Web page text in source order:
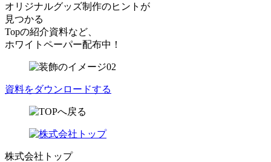
オリジナルグッズ制作のヒントが
見つかる
Topの紹介資料など、
ホワイトペーパー配布中！
資料をダウンロードする
株式会社トップ